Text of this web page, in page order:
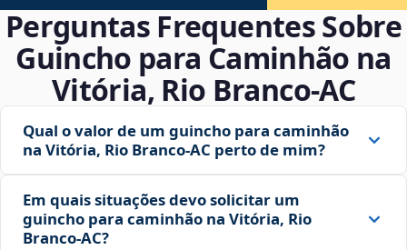
Perguntas Frequentes Sobre
Guincho para Caminhão na
Vitória, Rio Branco‑AC
Qual o valor de um guincho para caminhão
na Vitória, Rio Branco‑AC perto de mim?
Em quais situações devo solicitar um
guincho para caminhão na Vitória, Rio
Branco‑AC?